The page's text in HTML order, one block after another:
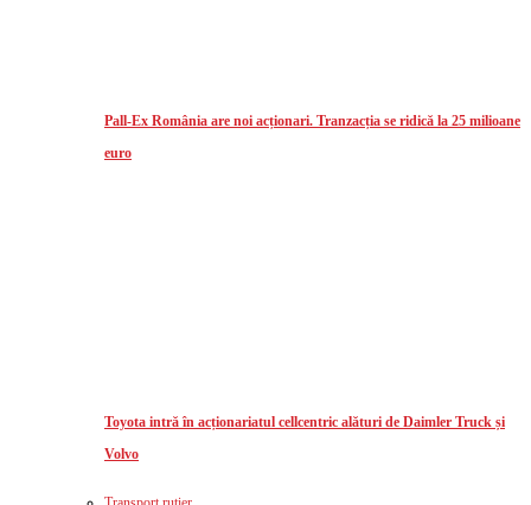
Pall-Ex România are noi acționari. Tranzacția se ridică la 25 milioane
euro
Toyota intră în acționariatul cellcentric alături de Daimler Truck și
Volvo